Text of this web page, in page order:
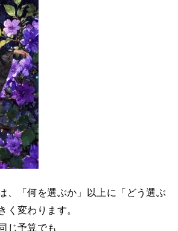
、「何を選ぶか」以上に「どう選ぶ
く変わります。
じ予算でも